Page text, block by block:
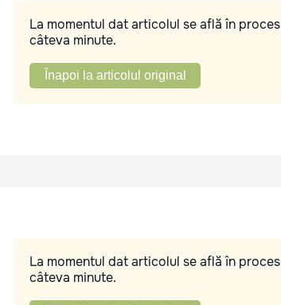
La momentul dat articolul se află în
câteva minute.
Înapoi la articolul original
La momentul dat articolul se află în
câteva minute.